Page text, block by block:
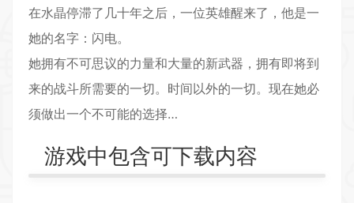
在水晶停滞了几十年之后，一位英雄醒来了，他是一
她的名字：闪电。
她拥有不可思议的力量和大量的新武器，拥有即将到
来的战斗所需要的一切。时间以外的一切。现在她必
须做出一个不可能的选择…
游戏中包含可下载内容